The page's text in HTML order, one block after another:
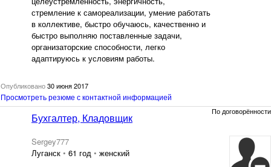
стремление к самореализации, умение работать
в коллективе, быстро обучаюсь, качественно и
быстро выполняю поставленные задачи,
организаторские способности, легко
адаптируюсь к условиям работы.
Опубликовано30 июня 2017
Просмотреть резюме с контактной информацией
Бухгалтер, Кладовщик По договорённости
Sergey777
Луганск • 61 год • женский